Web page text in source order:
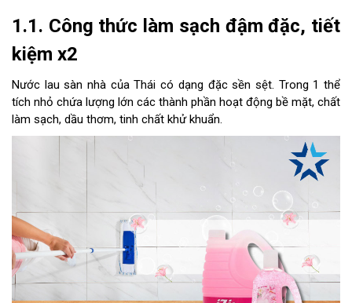
1.1. Công thức làm sạch đậm đặc, tiết
kiệm x2
Nước lau sàn nhà của Thái có dạng đặc sền sệt. Trong 1 thể
tích nhỏ chứa lượng lớn các thành phần hoạt động bề mặt, chất
làm sạch, dầu thơm, tinh chất khử khuẩn.